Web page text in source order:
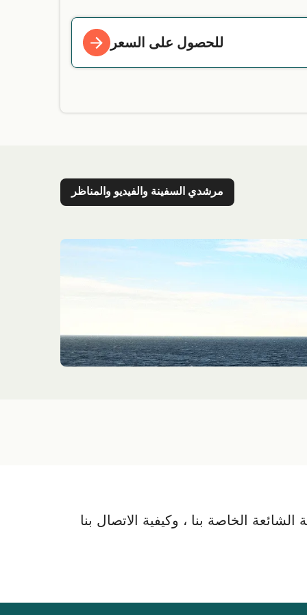
للحصول على السعر
مرشدي السفينة والفيديو والمناظر
الخاصة بنا ، وكيفية الاتصال بنا